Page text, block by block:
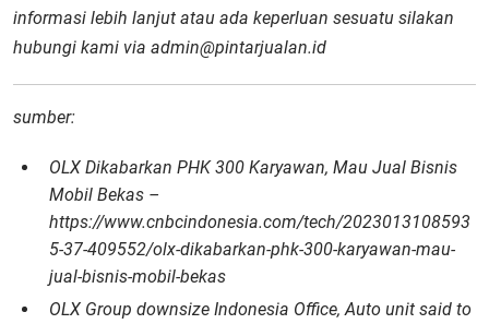
informasi lebih lanjut atau ada keperluan sesuatu silakan
hubungi kami via admin@pintarjualan.id
sumber:
OLX Dikabarkan PHK 300 Karyawan, Mau Jual Bisnis
Mobil Bekas –
https://www.cnbcindonesia.com/tech/2023013108593
5-37-409552/olx-dikabarkan-phk-300-karyawan-mau-
jual-bisnis-mobil-bekas
OLX Group downsize Indonesia Office, Auto unit said to